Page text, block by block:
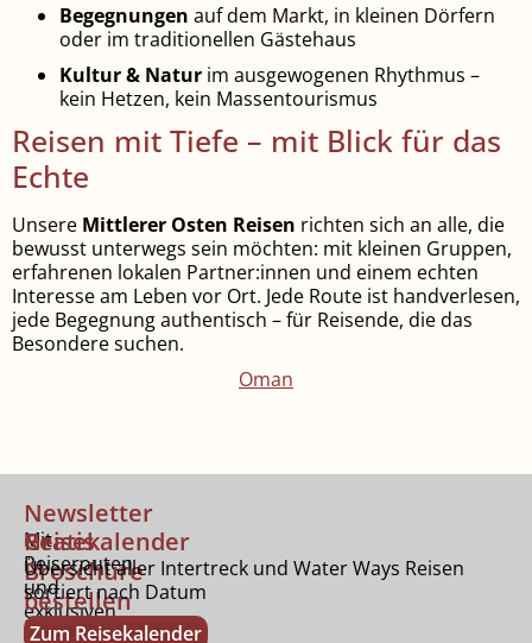
Begegnungen auf dem Markt, in kleinen Dörfern
oder im traditionellen Gästehaus
Kultur & Natur im ausgewogenen Rhythmus –
kein Hetzen, kein Massentourismus
Reisen mit Tiefe – mit Blick für das
Echte
Unsere Mittlerer Osten Reisen richten sich an alle, die
bewusst unterwegs sein möchten: mit kleinen Gruppen,
erfahrenen lokalen Partner:innen und einem echten
Interesse am Leben vor Ort. Jede Route ist handverlesen,
jede Begegnung authentisch – für Reisende, die das
Besondere suchen.
Oman
Newsletter
Mit
Reiserouten
und
exklusiven
Tipps.
Gratis
Broschüre
bestellen
Bestellen
Reisekalender
Übersicht aller Intertreck und Water Ways Reisen
sortiert nach Datum
Zum Reisekalender